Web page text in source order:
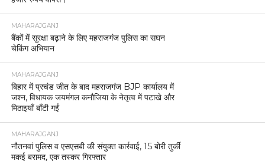
MAHARAJGANJ
बैंकों में सुरक्षा बढ़ाने के लिए महराजगंज पुलिस का सघन
चेकिंग अभियान
MAHARAJGANJ
बिहार में प्रचंड जीत के बाद महराजगंज BJP कार्यालय में
जश्न, विधायक जयमंगल कनौजिया के नेतृत्व में पटाखे और
मिठाइयाँ बाँटी गईं
MAHARAJGANJ
नौतनवां पुलिस व एसएसबी की संयुक्त कार्रवाई, 15 बोरी तुर्की
मकई बरामद, एक तस्कर गिरफ्तार